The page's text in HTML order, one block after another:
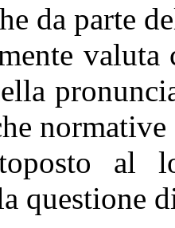
da parte
normative
al
questione